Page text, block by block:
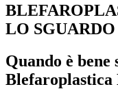
LO
Quando è bene
Blefaroplastica